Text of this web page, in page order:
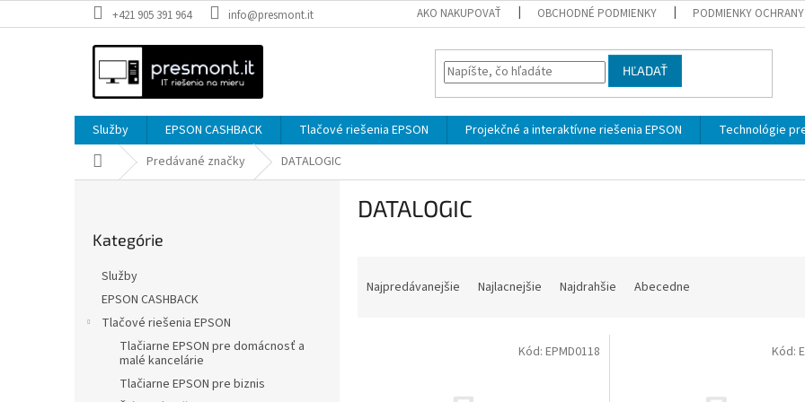
na
+421 905 391 964 info@presmont.it AKO NAKUPOVAŤ OBCHODNÉ PODMIENKY PODMIENKY OCHRANY
HĽADAŤ
Služby EPSON CASHBACK Tlačové riešenia EPSON Projekčné a interaktívne riešenia EPSON Technológie
DomovPredávané značky DATALOGIC
kategórie
Kategórie
Služby
EPSON CASHBACK
Tlačové riešenia EPSON
Tlačiarne EPSON pre domácnosť a
malé kancelárie
Tlačiarne EPSON pre biznis
DATALOGIC
Najpredávanejšie Najlacnejšie Najdrahšie Abecedne
Kód: EPMD0118 Kód: